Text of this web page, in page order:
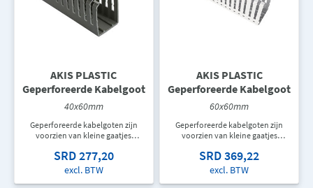
AKIS PLASTIC
Geperforeerde Kabelgoot
40x60mm
Geperforeerde kabelgoten zijn
voorzien van kleine gaatjes
eenvoudig vastgemaakt kunnen
worden aan de bodem van de
SRD 277,20
excl. BTW
AKIS PLASTIC
Geperforeerde Kabelgoot
60x60mm
Geperforeerde kabelgoten zijn
voorzien van kleine gaatjes
eenvoudig vastgemaakt kunnen
worden aan de bodem van de
SRD 369,22
excl. BTW